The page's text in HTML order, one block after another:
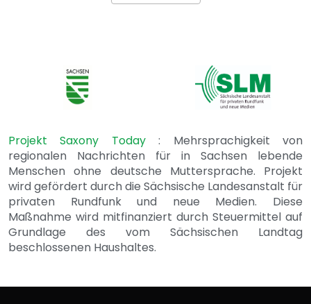
Projekt Saxony Today: Mehrsprachigkeit von
regionalen Nachrichten für in Sachsen lebende
Menschen ohne deutsche Muttersprache. Projekt
wird gefördert durch die Sächsische Landesanstalt für
privaten Rundfunk und neue Medien. Diese
Maßnahme wird mitfinanziert durch Steuermittel auf
Grundlage des vom Sächsischen Landtag
beschlossenen Haushaltes.